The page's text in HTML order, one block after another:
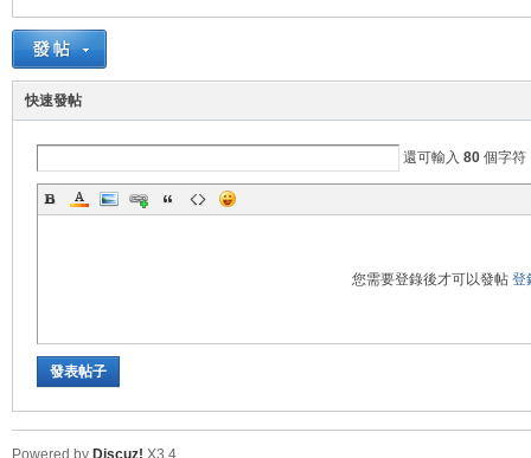
快速發帖
還可輸入 80 個字符
您需要登錄後才可以發帖 登
發表帖子
Powered by Discuz! X3.4